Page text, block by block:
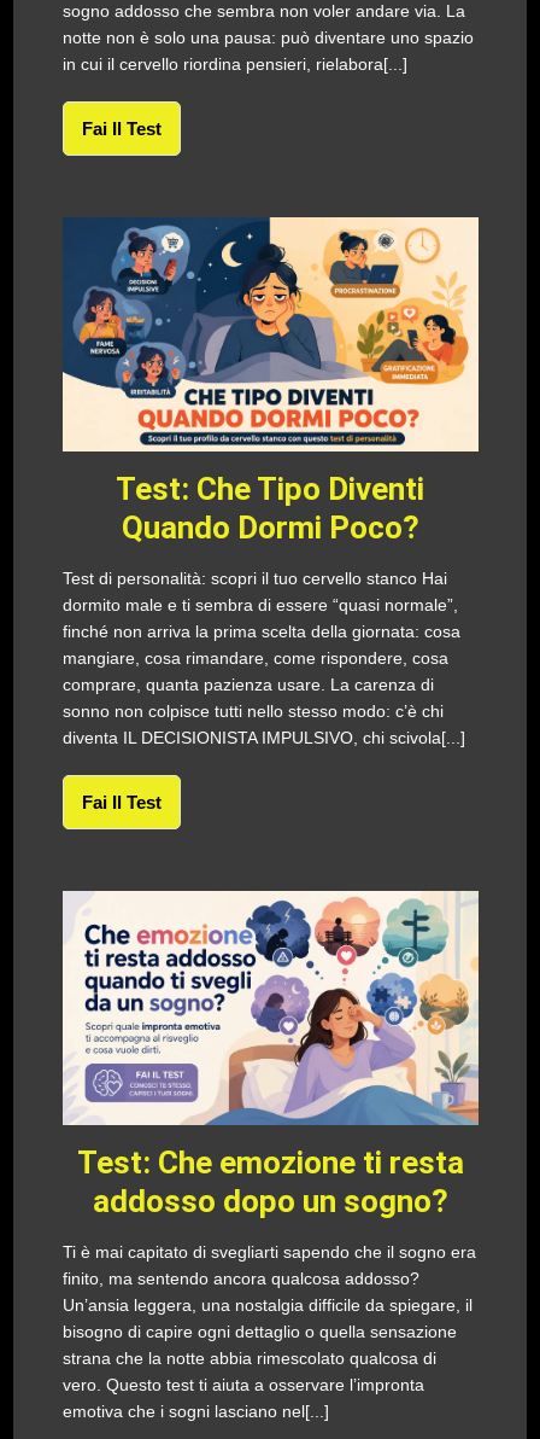
sogno addosso che sembra non voler andare via. La
notte non è solo una pausa: può diventare uno spazio
in cui il cervello riordina pensieri, rielabora[...]
Fai Il Test
Test: Che Tipo Diventi
Quando Dormi Poco?
Test di personalità: scopri il tuo cervello stanco Hai
dormito male e ti sembra di essere “quasi normale”,
finché non arriva la prima scelta della giornata: cosa
mangiare, cosa rimandare, come rispondere, cosa
comprare, quanta pazienza usare. La carenza di
sonno non colpisce tutti nello stesso modo: c’è chi
diventa IL DECISIONISTA IMPULSIVO, chi scivola[...]
Fai Il Test
Test: Che emozione ti resta
addosso dopo un sogno?
Ti è mai capitato di svegliarti sapendo che il sogno era
finito, ma sentendo ancora qualcosa addosso?
Un’ansia leggera, una nostalgia difficile da spiegare, il
bisogno di capire ogni dettaglio o quella sensazione
strana che la notte abbia rimescolato qualcosa di
vero. Questo test ti aiuta a osservare l’impronta
emotiva che i sogni lasciano nel[...]